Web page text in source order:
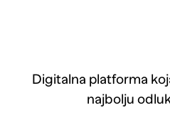
Digitalna platforma
najbolju